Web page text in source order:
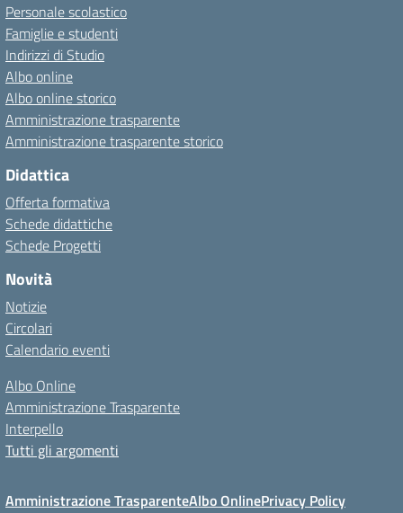
Personale scolastico
Famiglie e studenti
Indirizzi di Studio
Albo online
Albo online storico
Amministrazione trasparente
Amministrazione trasparente storico
Didattica
Offerta formativa
Schede didattiche
Schede Progetti
Novità
Notizie
Circolari
Calendario eventi
Albo Online
Amministrazione Trasparente
Interpello
Tutti gli argomenti
Amministrazione TrasparenteAlbo OnlinePrivacy Policy